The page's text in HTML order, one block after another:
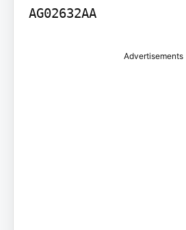
AG02632AA
Advertisements